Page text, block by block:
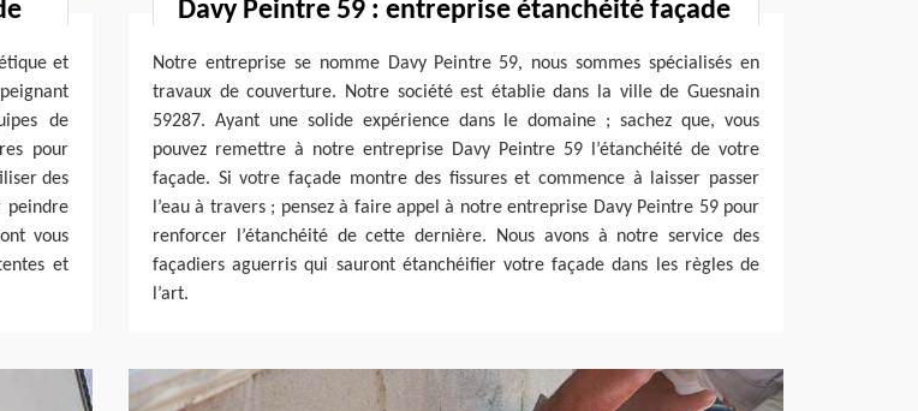
et
de
pour
des
peindre
vous
et
Davy Peintre 59 : entreprise étanchéité façade
Notre entreprise se nomme Davy Peintre 59, nous sommes spécialisés en
travaux de couverture. Notre société est établie dans la ville de Guesnain
59287. Ayant une solide expérience dans le domaine ; sachez que, vous
pouvez remettre à notre entreprise Davy Peintre 59 l’étanchéité de votre
façade. Si votre façade montre des fissures et commence à laisser passer
l’eau à travers ; pensez à faire appel à notre entreprise Davy Peintre 59 pour
renforcer l’étanchéité de cette dernière. Nous avons à notre service des
façadiers aguerris qui sauront étanchéifier votre façade dans les règles de
l’art.